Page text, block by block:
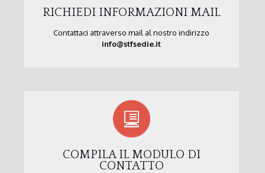
RICHIEDI INFORMAZIONI MAIL
Contattaci attraverso mail al nostro indirizzo
info@stfsedie.it
COMPILA IL MODULO DI
CONTATTO